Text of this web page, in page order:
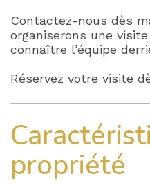
Contactez-nous dès
organiserons une
connaître l’équipe
Réservez votre visite
propriété